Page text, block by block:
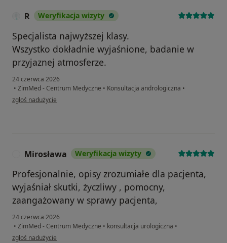
R Weryfikacja wizyty
Specjalista najwyższej klasy.
Wszystko dokładnie wyjaśnione, badanie w
przyjaznej atmosferze.
24 czerwca 2026
• ZimMed - Centrum Medyczne • Konsultacja andrologiczna •
w opinii użytkownika R
zgłoś nadużycie
Mirosława Weryfikacja wizyty
Profesjonalnie, opisy zrozumiałe dla pacjenta,
wyjaśniał skutki, życzliwy , pomocny,
zaangażowany w sprawy pacjenta,
24 czerwca 2026
• ZimMed - Centrum Medyczne • konsultacja urologiczna •
w opinii użytkownika Mirosława
zgłoś nadużycie